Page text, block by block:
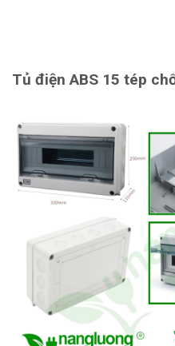
Tủ điện ABS 15 tép